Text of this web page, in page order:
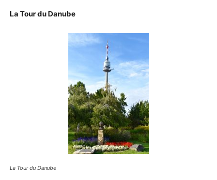
La Tour du Danube
La Tour du Danube